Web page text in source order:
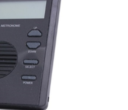
パーカッション
電子ピアノ
その他楽器